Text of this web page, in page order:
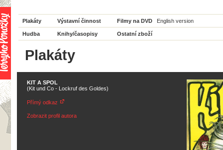
Plakáty Výstavní činnost Filmy na DVD English version
Hudba Knihy/časopisy Ostatní zboží
Plakáty
KIT A SPOL
(Kit und Co - Lockruf des Goldes)
Přímý odkaz
Zobrazit profil autora